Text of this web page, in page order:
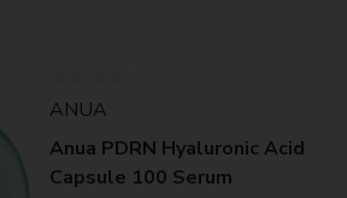
ANUA
Anua PDRN Hyaluronic Acid
Capsule 100 Serum